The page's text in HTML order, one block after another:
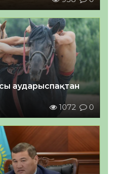
аударыспақтан
1072 0